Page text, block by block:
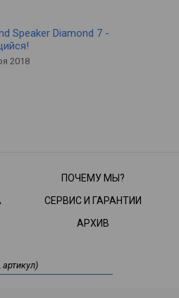
Speaker Diamond 7 -
2018
ПОЧЕМУ МЫ?
СЕРВИС И ГАРАНТИИ
АРХИВ